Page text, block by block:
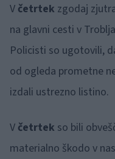
V četrtek zgodaj
na glavni cesti v
Policisti so ugotovili,
od ogleda prometne
izdali ustrezno listino.
V četrtek so bili
materialno škodo v